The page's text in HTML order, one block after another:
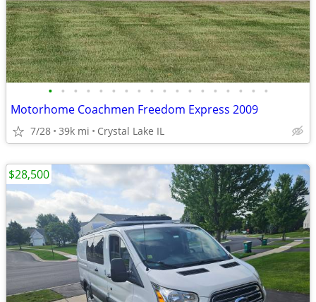
• • • • • • • • • • • • • • • • • •
Motorhome Coachmen Freedom Express 2009
7/28 39k mi Crystal Lake IL
$28,500